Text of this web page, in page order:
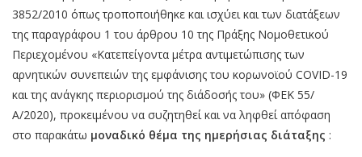
3852/2010 όπως τροποποιήθηκε και ισχύει και των διατάξεων
της παραγράφου 1 του άρθρου 10 της Πράξης Νομοθετικού
Περιεχομένου «Κατεπείγοντα μέτρα αντιμετώπισης των
αρνητικών συνεπειών της εμφάνισης του κορωνοϊού COVID-19
και της ανάγκης περιορισμού της διάδοσής του» (ΦΕΚ 55/
Α/2020), προκειμένου να συζητηθεί και να ληφθεί απόφαση
στο παρακάτω μοναδικό θέμα της ημερήσιας διάταξης :